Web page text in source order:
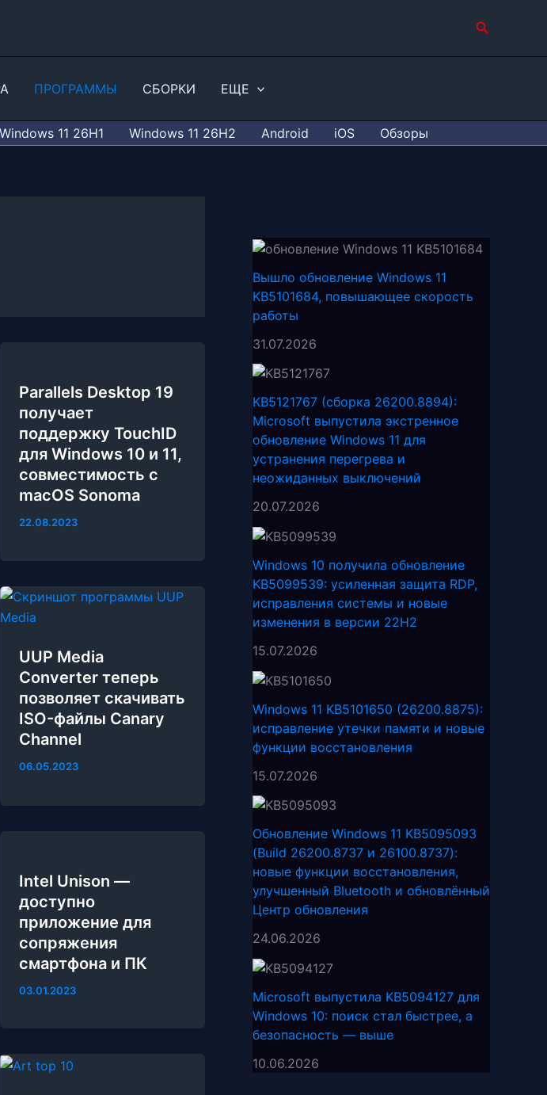
Поиск
ПРОГРАММЫ СБОРКИ ЕЩЕ
Windows 11 26H1 Windows 11 26H2 Android iOS Обзоры
Parallels Desktop 19
получает
поддержку TouchID
для Windows 10 и 11,
совместимость с
macOS Sonoma
22.08.2023
UUP Media
Converter теперь
позволяет скачивать
ISO-файлы Canary
Channel
06.05.2023
Intel Unison —
доступно
приложение для
сопряжения
смартфона и ПК
03.01.2023
Вышло обновление Windows 11
KB5101684, повышающее скорость
работы
31.07.2026
KB5121767 (сборка 26200.8894):
Microsoft выпустила экстренное
обновление Windows 11 для
устранения перегрева и
неожиданных выключений
20.07.2026
Windows 10 получила обновление
KB5099539: усиленная защита RDP,
исправления системы и новые
изменения в версии 22H2
15.07.2026
Windows 11 KB5101650 (26200.8875):
исправление утечки памяти и новые
функции восстановления
15.07.2026
Обновление Windows 11 KB5095093
(Build 26200.8737 и 26100.8737):
новые функции восстановления,
улучшенный Bluetooth и обновлённый
Центр обновления
24.06.2026
Microsoft выпустила KB5094127 для
Windows 10: поиск стал быстрее, а
безопасность — выше
10.06.2026